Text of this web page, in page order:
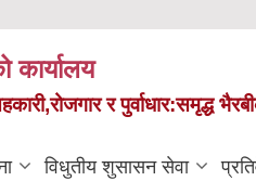
कार्यालय
र पुर्वाधार:समृद्ध
विधुतीय शुसासन सेवा